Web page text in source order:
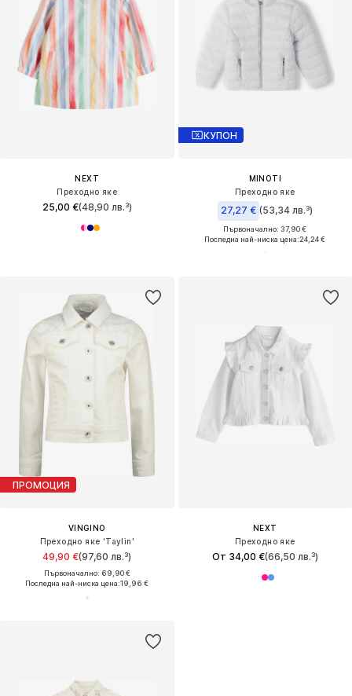
NEXT
Преходно яке
25,00 €(48,90 лв.³)
КУПОН
MINOTI
Преходно яке
27,27 € (53,34 лв.³)
Първоначално: 37,90 €
Последна най-ниска цена:24,24 €
ПРОМОЦИЯ
VINGINO
Преходно яке 'Taylin'
49,90 €(97,60 лв.³)
Първоначално: 69,90 €
Последна най-ниска цена:19,96 €
NEXT
Преходно яке
От 34,00 €(66,50 лв.³)